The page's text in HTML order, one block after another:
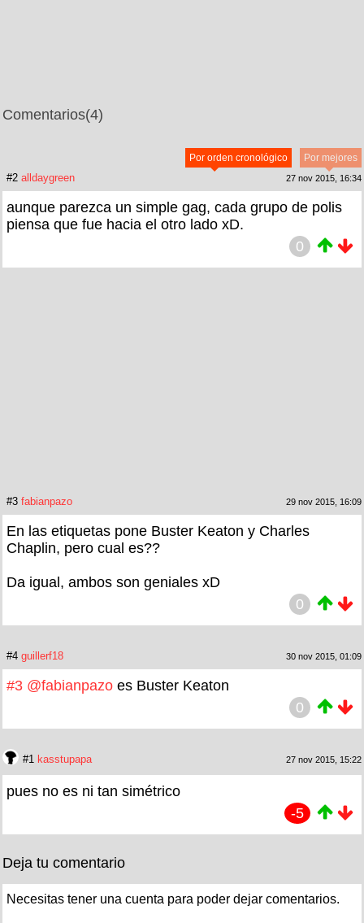
Comentarios(4)
Por mejores
Por orden cronológico
#2 alldaygreen 27 nov 2015, 16:34
aunque parezca un simple gag, cada grupo de polis
piensa que fue hacia el otro lado xD.
0
#3 fabianpazo 29 nov 2015, 16:09
En las etiquetas pone Buster Keaton y Charles
Chaplin, pero cual es??
Da igual, ambos son geniales xD
0
#4 guillerf18 30 nov 2015, 01:09
#3 @fabianpazo es Buster Keaton
0
#1 kasstupapa 27 nov 2015, 15:22
pues no es ni tan simétrico
-5
Deja tu comentario
Necesitas tener una cuenta para poder dejar comentarios.